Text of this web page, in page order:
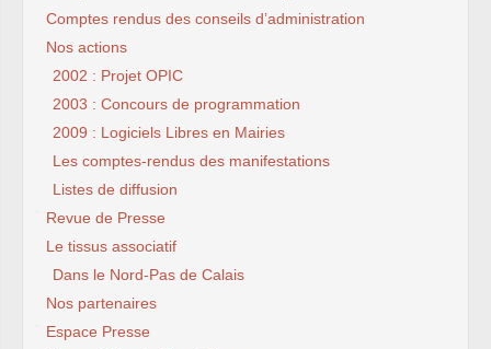
Comptes rendus des conseils d’administration
Nos actions
2002 : Projet OPIC
2003 : Concours de programmation
2009 : Logiciels Libres en Mairies
Les comptes-rendus des manifestations
Listes de diffusion
Revue de Presse
Le tissus associatif
Dans le Nord-Pas de Calais
Nos partenaires
Espace Presse